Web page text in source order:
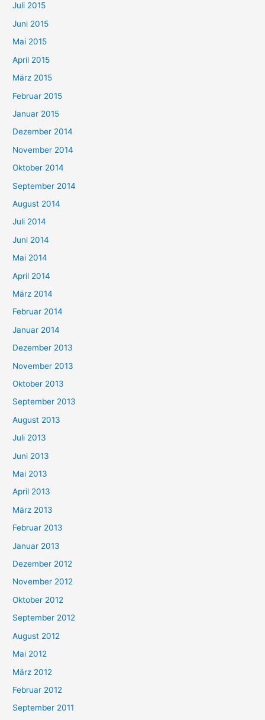
Juli 2015
Juni 2015
Mai 2015
April 2015
März 2015
Februar 2015
Januar 2015
Dezember 2014
November 2014
Oktober 2014
September 2014
August 2014
Juli 2014
Juni 2014
Mai 2014
April 2014
März 2014
Februar 2014
Januar 2014
Dezember 2013
November 2013
Oktober 2013
September 2013
August 2013
Juli 2013
Juni 2013
Mai 2013
April 2013
März 2013
Februar 2013
Januar 2013
Dezember 2012
November 2012
Oktober 2012
September 2012
August 2012
Mai 2012
März 2012
Februar 2012
September 2011